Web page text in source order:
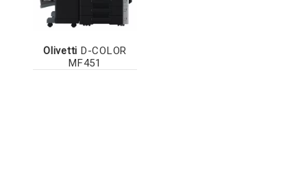
Olivetti D-COLOR
MF451